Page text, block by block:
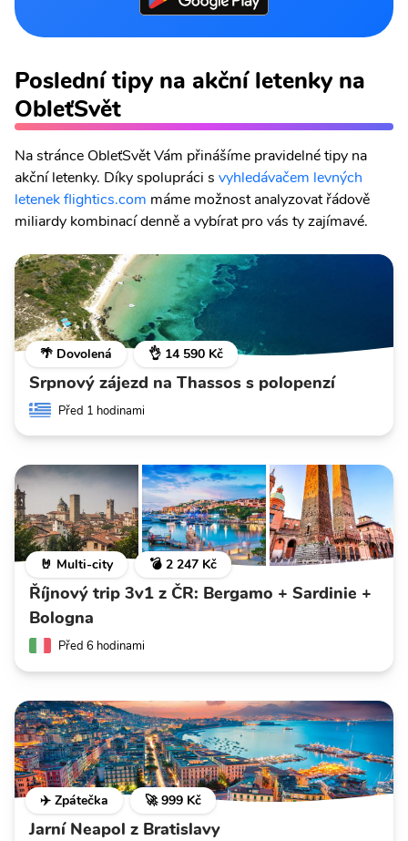
Poslední tipy na akční letenky na
ObleťSvět
Na stránce ObleťSvět Vám přinášíme pravidelné tipy na
akční letenky. Díky spolupráci s vyhledávačem levných
letenek flightics.com máme možnost analyzovat řádově
miliardy kombinací denně a vybírat pro vás ty zajímavé.
🌴 Dovolená 👌 14 590 Kč
Srpnový zájezd na Thassos s polopenzí
Před 1 hodinami
🤘 Multi-city 💣 2 247 Kč
Říjnový trip 3v1 z ČR: Bergamo + Sardinie +
Bologna
Před 6 hodinami
✈️ Zpátečka 🚀 999 Kč
Jarní Neapol z Bratislavy